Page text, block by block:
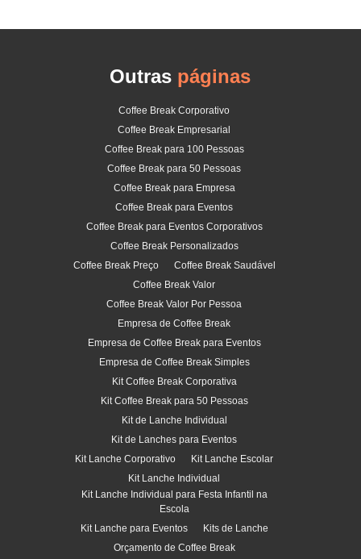
Outras páginas
Coffee Break Corporativo
Coffee Break Empresarial
Coffee Break para 100 Pessoas
Coffee Break para 50 Pessoas
Coffee Break para Empresa
Coffee Break para Eventos
Coffee Break para Eventos Corporativos
Coffee Break Personalizados
Coffee Break Preço
Coffee Break Saudável
Coffee Break Valor
Coffee Break Valor Por Pessoa
Empresa de Coffee Break
Empresa de Coffee Break para Eventos
Empresa de Coffee Break Simples
Kit Coffee Break Corporativa
Kit Coffee Break para 50 Pessoas
Kit de Lanche Individual
Kit de Lanches para Eventos
Kit Lanche Corporativo
Kit Lanche Escolar
Kit Lanche Individual
Kit Lanche Individual para Festa Infantil na
Escola
Kit Lanche para Eventos
Kits de Lanche
Orçamento de Coffee Break